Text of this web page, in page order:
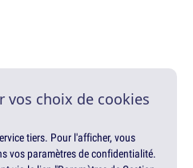
vos choix de cookies
tiers. Pour l'afficher, vous
vos paramètres de confidentialité.